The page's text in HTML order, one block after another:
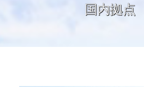
国内拠点